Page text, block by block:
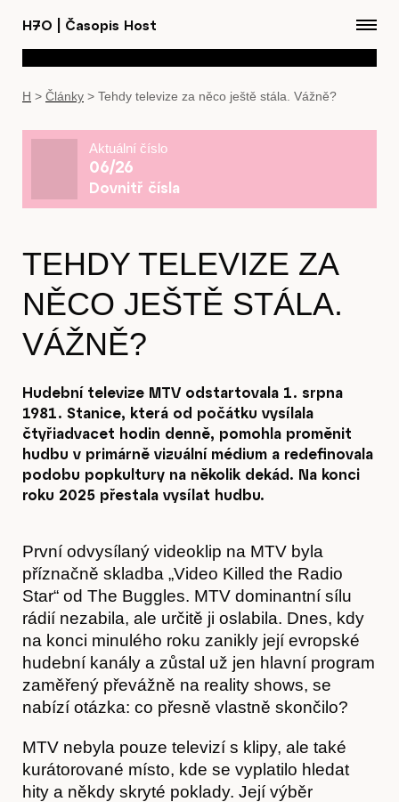
H7O Časopis Host
H > Články > Tehdy televize za něco ještě stála. Vážně?
Aktuální číslo
06/26
Dovnitř čísla
TEHDY TELEVIZE ZA
NĚCO JEŠTĚ STÁLA.
VÁŽNĚ?
Hudební televize MTV odstartovala 1. srpna
1981. Stanice, která od počátku vysílala
čtyřiadvacet hodin denně, pomohla proměnit
hudbu v primárně vizuální médium a redefinovala
podobu popkultury na několik dekád. Na konci
roku 2025 přestala vysílat hudbu.
První odvysílaný videoklip na MTV byla
příznačně skladba „Video Killed the Radio
Star“ od The Buggles. MTV dominantní sílu
rádií nezabila, ale určitě ji oslabila. Dnes, kdy
na konci minulého roku zanikly její evropské
hudební kanály a zůstal už jen hlavní program
zaměřený převážně na reality shows, se
nabízí otázka: co přesně vlastně skončilo?
MTV nebyla pouze televizí s klipy, ale také
kurátorované místo, kde se vyplatilo hledat
hity a někdy skryté poklady. Její výběr